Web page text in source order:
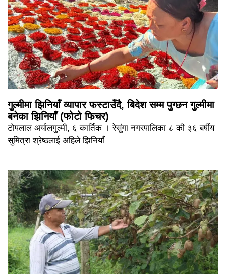
गुल्मीमा झिनियाँ व्यापार फस्टाउँदै, बिदेश सम्म पुग्छन गुल्मीमा
बनेका झिनियाँ (फोटो फिचर)
टोपलाल अर्यालगुल्मी, ६ कार्तिक । रेसुंगा नगरपालिका ८ की ३६ बर्षीय
सुमित्रा श्रेष्ठलाई अहिले झिनियाँ